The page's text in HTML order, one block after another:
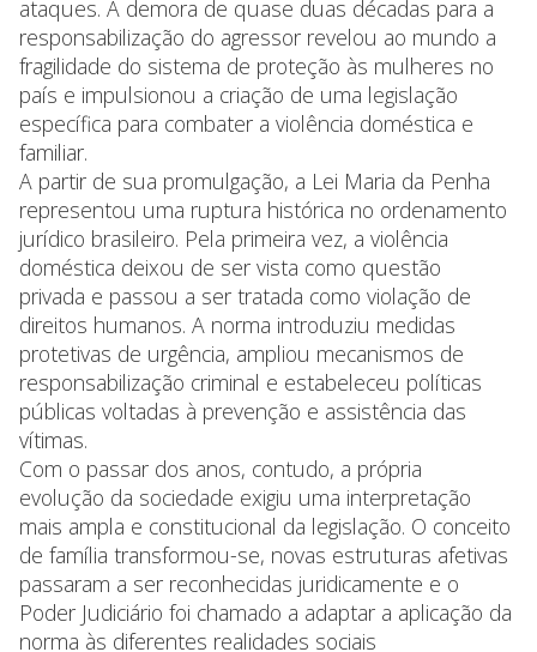
ataques. A demora de quase duas décadas para a
responsabilização do agressor revelou ao mundo a
fragilidade do sistema de proteção às mulheres no
país e impulsionou a criação de uma legislação
específica para combater a violência doméstica e
familiar.
A partir de sua promulgação, a Lei Maria da Penha
representou uma ruptura histórica no ordenamento
jurídico brasileiro. Pela primeira vez, a violência
doméstica deixou de ser vista como questão
privada e passou a ser tratada como violação de
direitos humanos. A norma introduziu medidas
protetivas de urgência, ampliou mecanismos de
responsabilização criminal e estabeleceu políticas
públicas voltadas à prevenção e assistência das
vítimas.
Com o passar dos anos, contudo, a própria
evolução da sociedade exigiu uma interpretação
mais ampla e constitucional da legislação. O conceito
de família transformou-se, novas estruturas afetivas
passaram a ser reconhecidas juridicamente e o
Poder Judiciário foi chamado a adaptar a aplicação da
norma às diferentes realidades sociais